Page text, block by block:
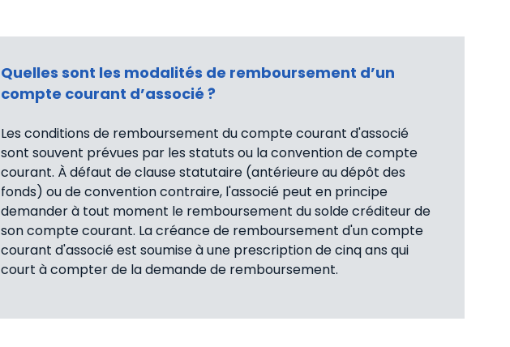
Quelles sont les modalités de remboursement d’un
compte courant d’associé ?
Les conditions de remboursement du compte courant d'associé
sont souvent prévues par les statuts ou la convention de compte
courant. À défaut de clause statutaire (antérieure au dépôt des
fonds) ou de convention contraire, l'associé peut en principe
demander à tout moment le remboursement du solde créditeur de
son compte courant. La créance de remboursement d'un compte
courant d'associé est soumise à une prescription de cinq ans qui
court à compter de la demande de remboursement.